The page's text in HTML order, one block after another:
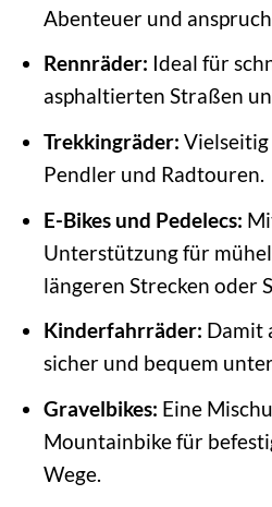
Abenteuer und
Rennräder: Ideal für
asphaltierten Straßen
Trekkingräder:
Pendler und Radtouren.
E-Bikes und Pedelecs:
Unterstützung für
längeren Strecken oder
Kinderfahrräder: Damit
sicher und bequem
Gravelbikes: Eine
Mountainbike für
Wege.